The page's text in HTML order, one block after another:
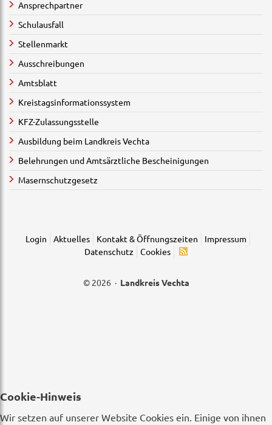
Ansprechpartner
Schulausfall
Stellenmarkt
Ausschreibungen
Amtsblatt
Kreistagsinformationssystem
KFZ-Zulassungsstelle
Ausbildung beim Landkreis Vechta
Belehrungen und Amtsärztliche Bescheinigungen
Masernschutzgesetz
Login Aktuelles Kontakt & Öffnungszeiten
Impressum
Datenschutz
Cookies
© 2026 · Landkreis Vechta
Cookie-Hinweis
Wir setzen auf unserer Website Cookies ein. Einige von ihnen